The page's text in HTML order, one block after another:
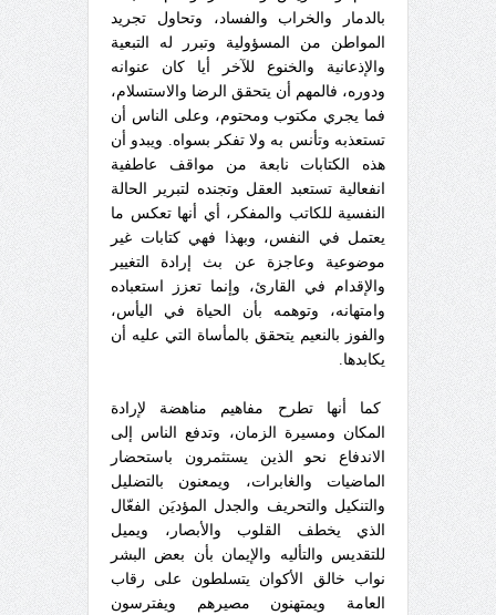
بالدمار والخراب والفساد، وتحاول تجريد
المواطن من المسؤولية وتبرر له التبعية
والإذعانية والخنوع للآخر أيا كان عنوانه
ودوره، فالمهم أن يتحقق الرضا والاستسلام،
فما يجري مكتوب ومحتوم، وعلى الناس أن
تستعذبه وتأنس به ولا تفكر بسواه. ويبدو أن
هذه الكتابات نابعة من مواقف عاطفية
انفعالية تستعبد العقل وتجنده لتبرير الحالة
النفسية للكاتب والمفكر، أي أنها تعكس ما
يعتمل في النفس، وبهذا فهي كتابات غير
موضوعية وعاجزة عن بث إرادة التغيير
والإقدام في القارئ، وإنما تعزز استعباده
وامتهانه، وتوهمه بأن الحياة في اليأس،
والفوز بالنعيم يتحقق بالمأساة التي عليه أن
يكابدها.
كما أنها تطرح مفاهيم مناهضة لإرادة
المكان ومسيرة الزمان، وتدفع الناس إلى
الاندفاع نحو الذين يستثمرون باستحضار
الماضيات والغابرات، ويمعنون بالتضليل
والتنكيل والتحريف والجدل المؤديَن الفعّال
الذي يخطف القلوب والأبصار، ويميل
للتقديس والتأليه والإيمان بأن بعض البشر
نواب خالق الأكوان يتسلطون على رقاب
العامة ويمتهنون مصيرهم ويفترسون